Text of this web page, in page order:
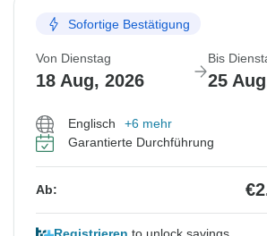
Sofortige Bestätigung
Von Dienstag
18 Aug, 2026
Bis
25
Englisch
+6 mehr
Garantierte Durchführung
Ab: